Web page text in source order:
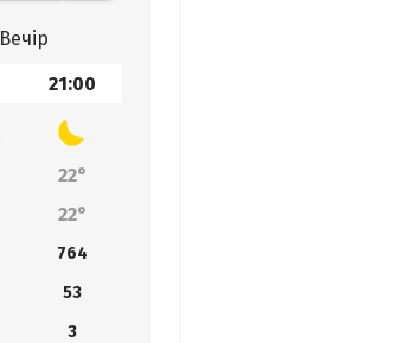
Вечір
21:00
22°
22°
764
53
3